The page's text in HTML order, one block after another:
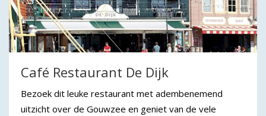
Café Restaurant De Dijk
Bezoek dit leuke restaurant met adembenemend
uitzicht over de Gouwzee en geniet van de vele